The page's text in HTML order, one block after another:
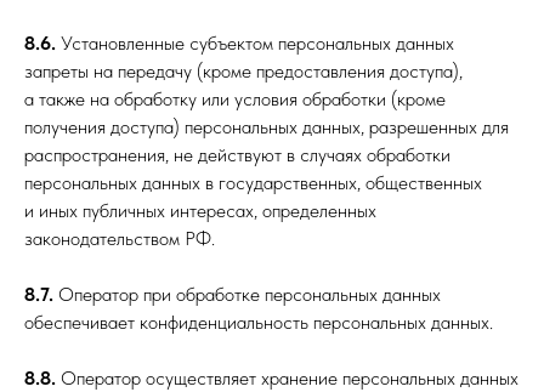
8.6. Установленные субъектом персональных данных
запреты на передачу (кроме предоставления доступа),
а также на обработку или условия обработки (кроме
получения доступа) персональных данных, разрешенных для
распространения, не действуют в случаях обработки
персональных данных в государственных, общественных
и иных публичных интересах, определенных
законодательством РФ.
8.7. Оператор при обработке персональных данных
обеспечивает конфиденциальность персональных данных.
8.8. Оператор осуществляет хранение персональных данных